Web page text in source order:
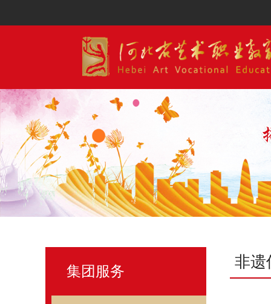
集团服务
非遗